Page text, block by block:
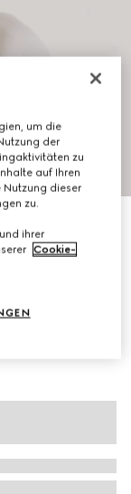
um die
der
zu
auf Ihren
Nutzung dieser
zu.
ihrer
Cookie-